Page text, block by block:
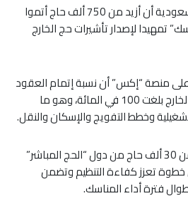
أعلنت وزارة الحج والعمرة السعودية أن أزيد من 750 ألف حاج أتموا
تمهيدا لإصدار تأشيرات حج الخارج
منصة “إكس” أن نسبة إتمام العقود
على خدمات المشاعر لحجاج الخارج بلغت 100 في المائة، وهو ما
وخطط التفويج والإسكان والنقل.
وسجل المصدر ذاته أن أكثر من 30 ألف حاج من دول “الحج المباشر”
خطوة تعزز كفاءة التنظيم وتضمن
فترة أداء المناسك.